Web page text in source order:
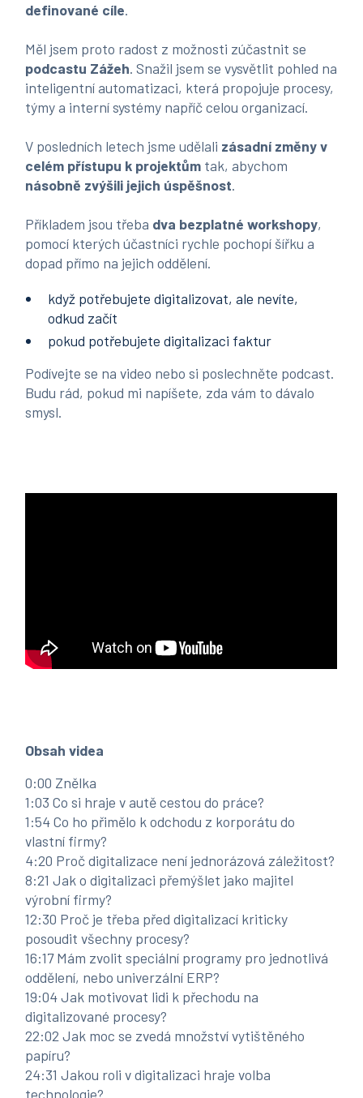
definované cíle.
Měl jsem proto radost z možnosti zúčastnit se
podcastu Zážeh. Snažil jsem se vysvětlit pohled na
inteligentní automatizaci, která propojuje procesy,
týmy a interní systémy napříč celou organizací.
V posledních letech jsme udělali zásadní změny v
celém přístupu k projektům tak, abychom
násobně zvýšili jejich úspěšnost.
Příkladem jsou třeba dva bezplatné workshopy,
pomocí kterých účastníci rychle pochopí šířku a
dopad přímo na jejich oddělení.
když potřebujete digitalizovat, ale nevíte,
odkud začít
pokud potřebujete digitalizaci faktur
Podívejte se na video nebo si poslechněte podcast.
Budu rád, pokud mi napíšete, zda vám to dávalo
smysl.
Obsah videa
0:00 Znělka
1:03 Co si hraje v autě cestou do práce?
1:54Co ho přimělo k odchodu z korporátu do
vlastní firmy?
4:20 Proč digitalizace není jednorázová záležitost?
8:21 Jak o digitalizaci přemýšlet jako majitel
výrobní firmy?
12:30 Proč je třeba před digitalizací kriticky
posoudit všechny procesy?
16:17Mám zvolit speciální programy pro jednotlivá
oddělení, nebo univerzální ERP?
19:04Jak motivovat lidi k přechodu na
digitalizované procesy?
22:02 Jak moc se zvedá množství vytištěného
papíru?
24:31 Jakou roli v digitalizaci hraje volba
technologie?